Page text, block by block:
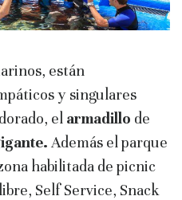
están
y singulares
dorado, el armadillo de
Además el parque
habilitada de picnic
Self Service, Snack